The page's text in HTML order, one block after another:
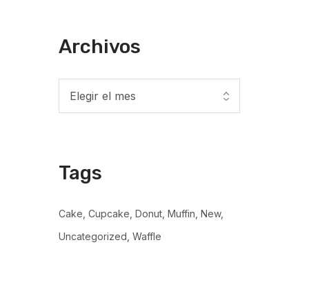
Archivos
Tags
Cake Cupcake Donut Muffin New
Uncategorized Waffle